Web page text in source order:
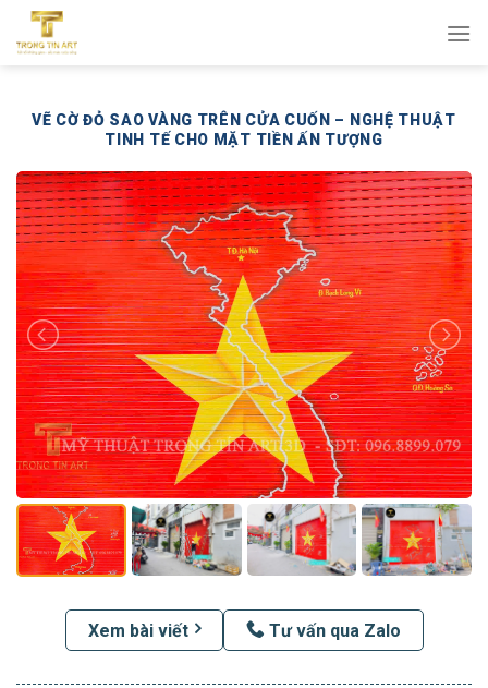
qua
VẼ CỜ ĐỎ SAO VÀNG TRÊN CỬA CUỐN – NGHỆ THUẬT
TINH TẾ CHO MẶT TIỀN ẤN TƯỢNG
Xem bài viết Tư vấn qua Zalo